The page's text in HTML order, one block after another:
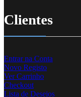
Clientes
Entrar na Conta
Novo Registo
Ver Carrinho
Checkout
Lista de Desejos